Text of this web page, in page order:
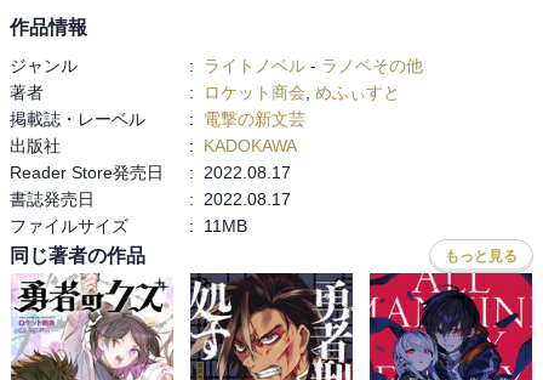
作品情報
ジャンル : ライトノベル - ラノベその他
著者
: ロケット商会 めふぃすと
掲載誌・レーベル
:
電撃の新文芸
出版社
:
KADOKAWA
Reader Store発売日
:
2022.08.17
書誌発売日
:
2022.08.17
ファイルサイズ
: 11MB
同じ著者の作品 もっと見る